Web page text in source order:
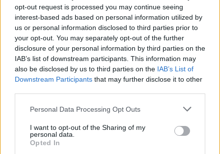
opt-out request is processed you may continue seeing
interest-based ads based on personal information utilized by
us or personal information disclosed to third parties prior to
your opt-out. You may separately opt-out of the further
disclosure of your personal information by third parties on the
IAB’s list of downstream participants. This information may
also be disclosed by us to third parties on the IAB’s List of
Downstream Participants that may further disclose it to other
Please note that this website/app uses one or more Google
not limited to your visit or usage behaviour. You may click to
grant or deny consent to Google and its third-party tags to
use your data for below specified purposes in below Google
Personal Data Processing Opt Outs
I want to opt-out of the Sharing of my
personal data.
Opted In
φωτογραφίες